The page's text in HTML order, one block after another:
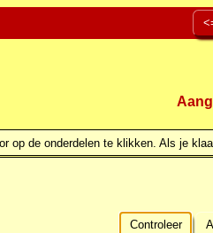
op de onderdelen te klikken. Als je
Controleer